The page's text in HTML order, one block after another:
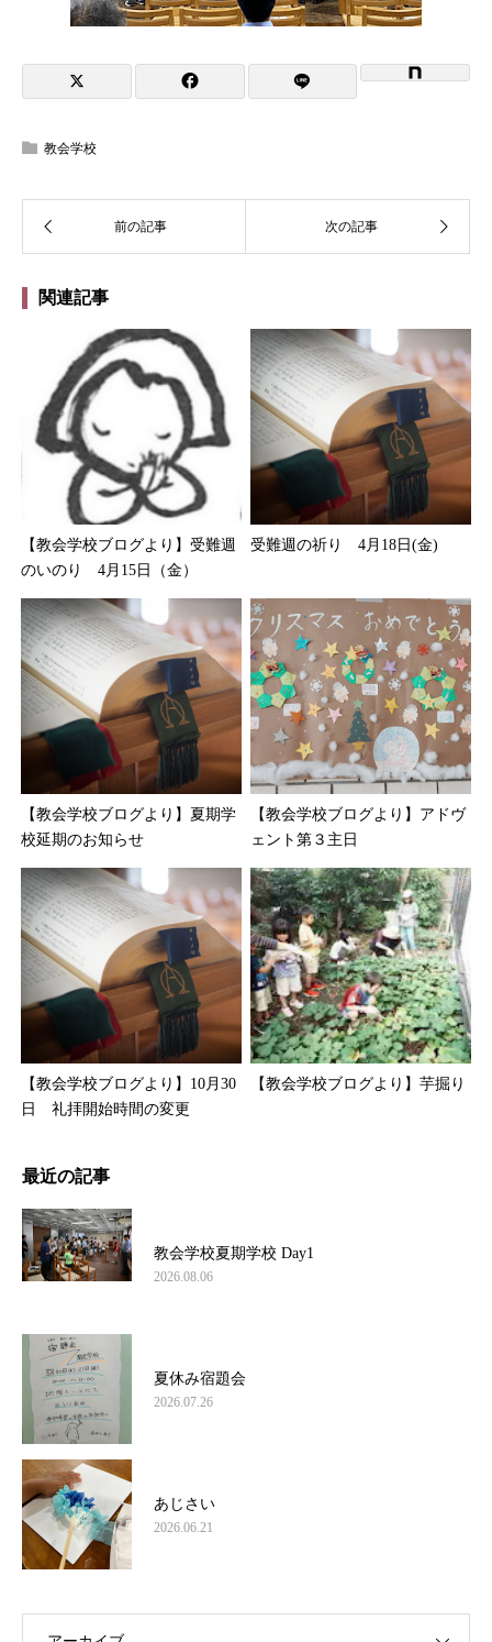
教会学校
関連記事
【教会学校ブログより】受難週
のいのり 4月15日（金）
受難週の祈り 4月18日(金)
【教会学校ブログより】夏期学
校延期のお知らせ
【教会学校ブログより】アドヴ
ェント第３主日
【教会学校ブログより】10月30
日 礼拝開始時間の変更
【教会学校ブログより】芋掘り
最近の記事
教会学校夏期学校 Day1
2026.08.06
夏休み宿題会
2026.07.26
あじさい
2026.06.21